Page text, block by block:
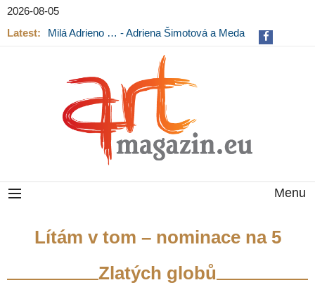
2026-08-05
Latest:
Milá Adrieno … - Adriena Šimotová a Meda
Menu
Lítám v tom – nominace na 5
Zlatých globů